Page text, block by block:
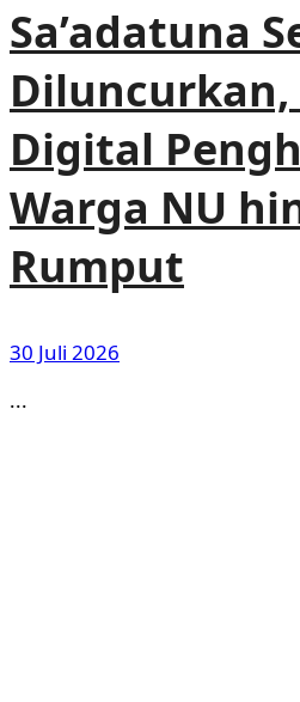
Sa’adatuna
Diluncurkan,
Digital
Warga NU
Rumput
30 Juli 2026
...